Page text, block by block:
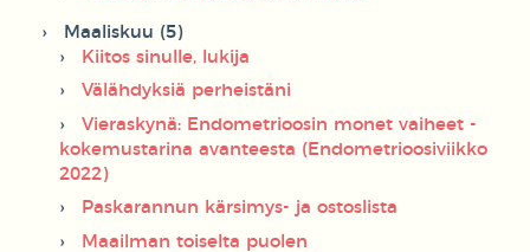
Maaliskuu (5)
Kiitos sinulle, lukija
Välähdyksiä perheistäni
Vieraskynä: Endometrioosin monet vaiheet -
kokemustarina avanteesta (Endometrioosiviikko
2022)
Paskarannun kärsimys- ja ostoslista
Maailman toiselta puolen